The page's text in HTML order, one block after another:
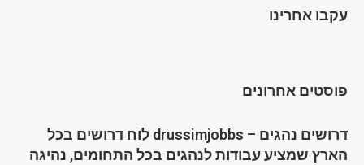
עקבו אחרינו
פוסטים אחרונים
דרושים נהגים – drussimjobbs לוח דרושים בכל
הארץ שמציע עבודות לנהגים בכל התחומים, נהיגה